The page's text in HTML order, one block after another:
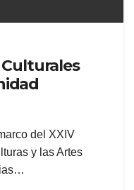
del XXIV
y las Artes